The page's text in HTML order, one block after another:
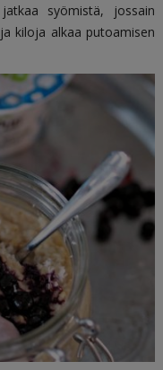
syömistä, jossain
kiloja alkaa putoamisen